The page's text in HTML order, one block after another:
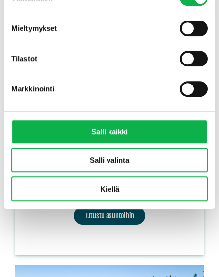
Mieltymykset
Tilastot
Markkinointi
Salli kaikki
Salli valinta
Kiellä
Yli 10 % vuokratuottoa 90-luvun lopun taloyhtiöstä,
TAMPERE
Näsijärven rannan tuntumasta rivitalohuoneistoja alkaen
Tutustu asuntoihin